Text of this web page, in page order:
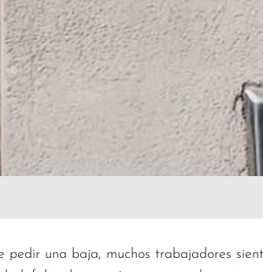
pedir una baja, muchos trabajadores